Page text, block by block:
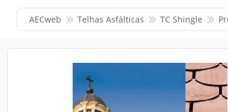
AECweb Telhas Asfálticas TC Shingle